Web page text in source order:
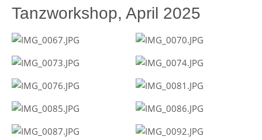
Tanzworkshop, April 2025